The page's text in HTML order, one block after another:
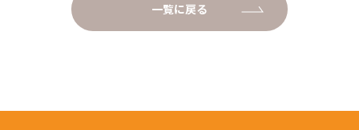
一覧に戻る